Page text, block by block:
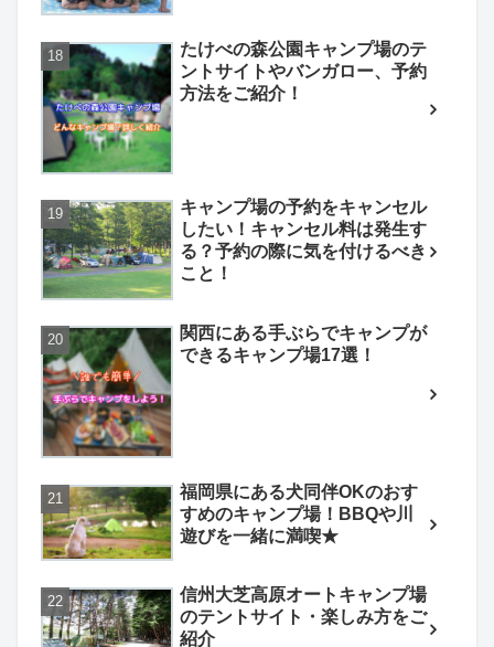
たけべの森公園キャンプ場のテ
ントサイトやバンガロー、予約
方法をご紹介！
キャンプ場の予約をキャンセル
したい！キャンセル料は発生す
る？予約の際に気を付けるべき
こと！
関西にある手ぶらでキャンプが
できるキャンプ場17選！
福岡県にある犬同伴OKのおす
すめのキャンプ場！BBQや川
遊びを一緒に満喫★
信州大芝高原オートキャンプ場
のテントサイト・楽しみ方をご
紹介